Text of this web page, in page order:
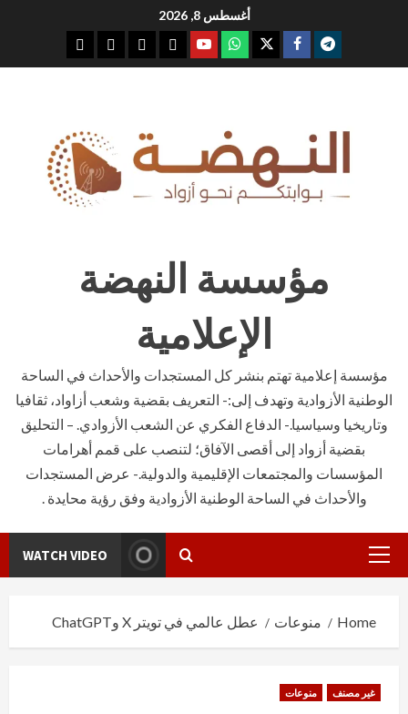
أغسطس 8, 2026
telegram
facebook
x
whatsap
youtube
مؤسسة النهضة
الإعلامية
مؤسسة إعلامية تهتم بنشر كل المستجدات والأحداث في الساحة
الوطنية الأزوادية وتهدف إلى:- التعريف بقضية وشعب أزاواد، ثقافيا
وتاريخيا وسياسيا.- الدفاع الفكري عن الشعب الأزوادي. – التحليق
بقضية أزواد إلى أقصى الآفاق؛ لتنصب على قمم أهرامات
المؤسسات والمجتمعات الإقليمية والدولية.- عرض المستجدات
والأحداث في الساحة الوطنية الأزوادية وفق رؤية محايدة .
Primary
WATCH VIDEO
Home منوعات عطل عالمي في تويتر X وChatGPT
غير مصنف منوعات